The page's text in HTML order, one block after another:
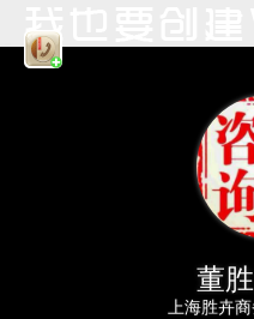
董胜
上海胜卉